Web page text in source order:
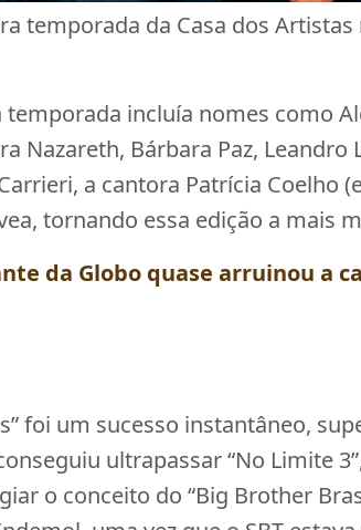
temporada da Casa dos Artistas
incluía nomes como
Nazareth, Bárbara Paz, Leandro
a cantora Patrícia Coelho
tornando essa edição a mais
da Globo quase arruinou a
foi um sucesso instantâneo,
ultrapassar “No Limite
o conceito do “Big Brother